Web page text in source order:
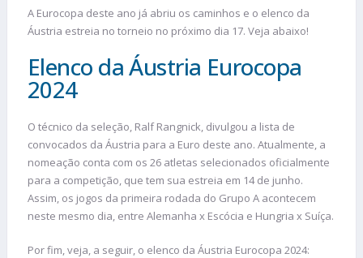
A Eurocopa deste ano já abriu os caminhos e o elenco da
Áustria estreia no torneio no próximo dia 17. Veja abaixo!
Elenco da Áustria Eurocopa
2024
O técnico da seleção, Ralf Rangnick, divulgou a lista de
convocados da Áustria para a Euro deste ano. Atualmente, a
nomeação conta com os 26 atletas selecionados oficialmente
para a competição, que tem sua estreia em 14 de junho.
Assim, os jogos da primeira rodada do Grupo A acontecem
neste mesmo dia, entre Alemanha x Escócia e Hungria x Suíça.
Por fim, veja, a seguir, o elenco da Áustria Eurocopa 2024: